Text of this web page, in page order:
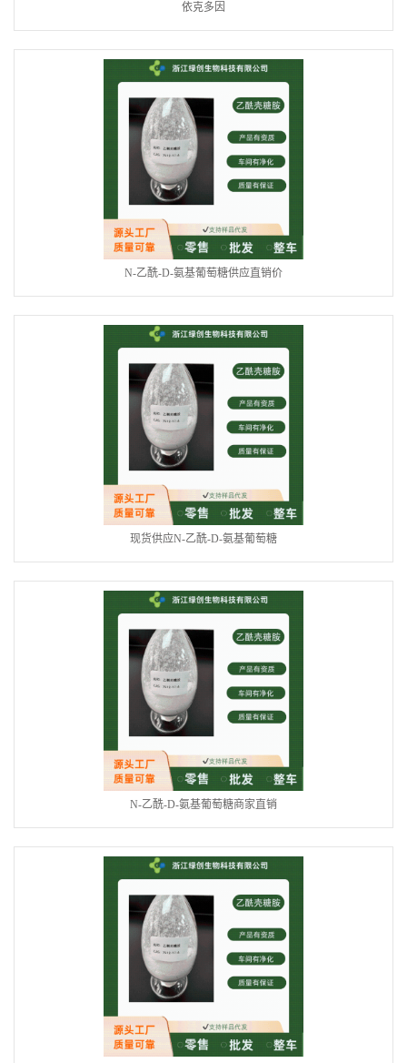
依克多因
N-乙酰-D-氨基葡萄糖供应直销价
现货供应N-乙酰-D-氨基葡萄糖
N-乙酰-D-氨基葡萄糖商家直销